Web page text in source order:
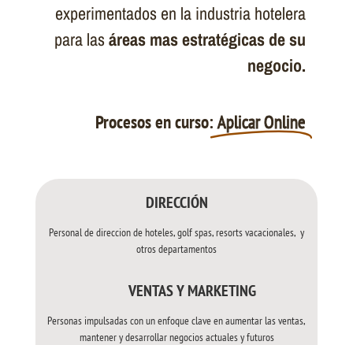
experimentados en la industria hotelera
para lasáreas mas estratégicas de su
negocio.
Procesos en curso: Aplicar Online
DIRECCIÓN
Personal de direccion de hoteles, golf spas, resorts vacacionales, y
otros departamentos
VENTAS Y MARKETING
Personas impulsadas con un enfoque clave en aumentar las ventas,
mantener y desarrollar negocios actuales y futuros